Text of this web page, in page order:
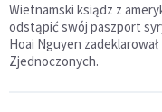
Wietnamski ksiądz z
odstąpić swój paszport
Hoai Nguyen
Zjednoczonych.